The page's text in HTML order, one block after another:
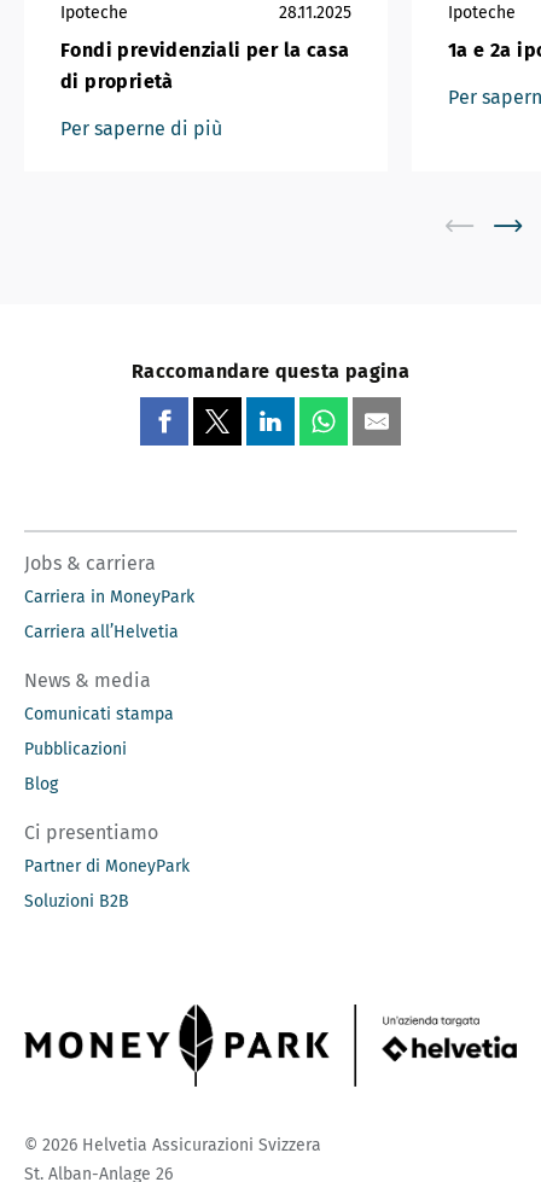
Ipoteche 28.11.2025
Fondi previdenziali per la casa
di proprietà
Per saperne di più
Ipoteche
1a e 2a
Per
Raccomandare questa pagina
Jobs & carriera
Carriera in MoneyPark
Carriera all’Helvetia
News & media
Comunicati stampa
Pubblicazioni
Blog
Ci presentiamo
Partner di MoneyPark
Soluzioni B2B
© 2026 Helvetia Assicurazioni Svizzera
St. Alban-Anlage 26